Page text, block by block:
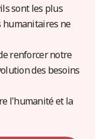
sont les plus
humanitaires ne
renforcer notre
des besoins
l'humanité et la